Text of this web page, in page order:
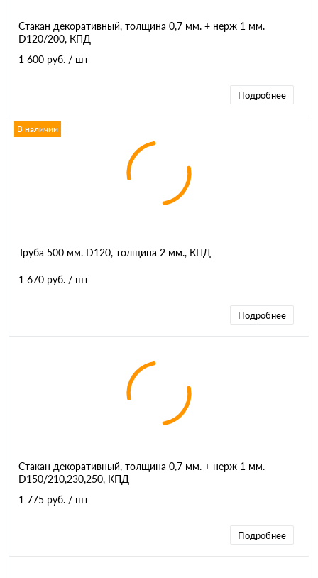
Стакан декоративный, толщина 0,7 мм. + нерж 1 мм.
D120/200, КПД
1 600 руб. / шт
Подробнее
В наличии
Труба 500 мм. D120, толщина 2 мм., КПД
1 670 руб. / шт
Подробнее
Стакан декоративный, толщина 0,7 мм. + нерж 1 мм.
D150/210,230,250, КПД
1 775 руб. / шт
Подробнее